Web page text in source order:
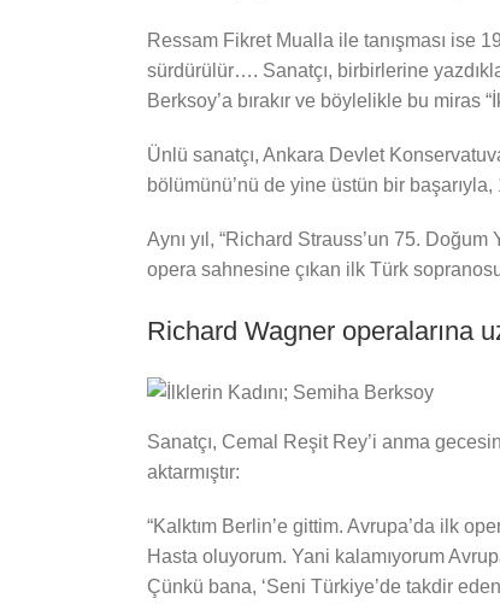
Ressam Fikret Mualla ile tanışması ise
sürdürülür…. Sanatçı, birbirlerine
Berksoy’a bırakır ve böylelikle bu miras
Ünlü sanatçı, Ankara Devlet
bölümünü’nü de yine üstün bir
Aynı yıl, “Richard Strauss’un 75.
opera sahnesine çıkan ilk Türk
Richard Wagner operalarına
Sanatçı, Cemal Reşit Rey’i anma
aktarmıştır:
“Kalktım Berlin’e gittim. Avrupa’da ilk
Hasta oluyorum. Yani kalamıyorum
Çünkü bana, ‘Seni Türkiye’de takdir